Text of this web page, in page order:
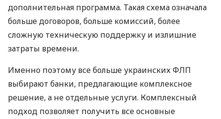
дополнительная программа. Такая схема означала
больше договоров, больше комиссий, более
сложную техническую поддержку и излишние
затраты времени.
Именно поэтому все больше украинских ФЛП
выбирают банки, предлагающие комплексное
решение, а не отдельные услуги. Комплексный
подход позволяет получить все основные